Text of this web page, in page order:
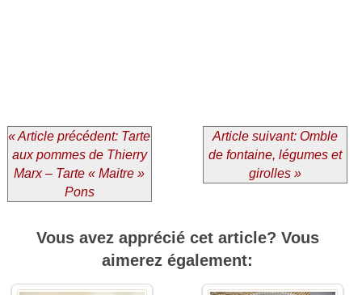
« Article précédent: Tarte
aux pommes de Thierry
Marx – Tarte « Maitre »
Pons
Article suivant: Omble
de fontaine, légumes et
girolles »
Vous avez apprécié cet article? Vous
aimerez également: